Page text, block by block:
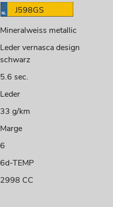
J598GS
Mineralweiss metallic
Leder vernasca design
schwarz
5.6 sec.
Leder
33 g/km
Marge
6
6d-TEMP
2998 CC